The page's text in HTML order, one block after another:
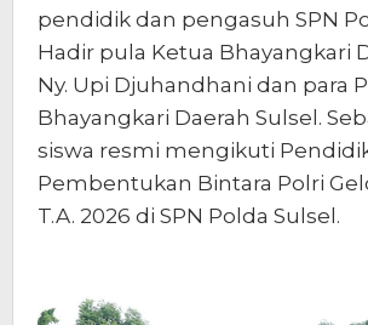
pendidik dan pengasuh SPN
Hadir pula Ketua Bhayangkari
Ny. Upi Djuhandhani dan para
Bhayangkari Daerah Sulsel.
siswa resmi mengikuti
Pembentukan Bintara Polri
T.A. 2026 di SPN Polda Sulsel.